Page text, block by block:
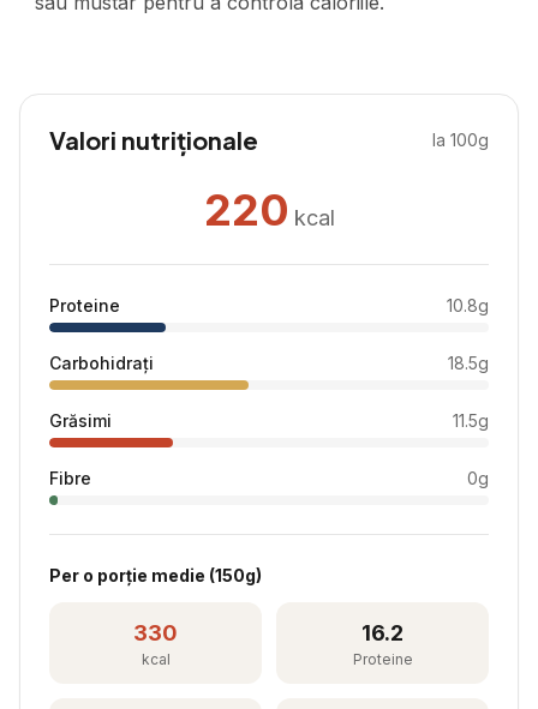
Valori nutriționale la 100g
220 kcal
Proteine 10.8g
Carbohidrați 18.5g
Grăsimi 11.5g
Fibre 0g
Per o porție medie (150g)
330
kcal
16.2
Proteine